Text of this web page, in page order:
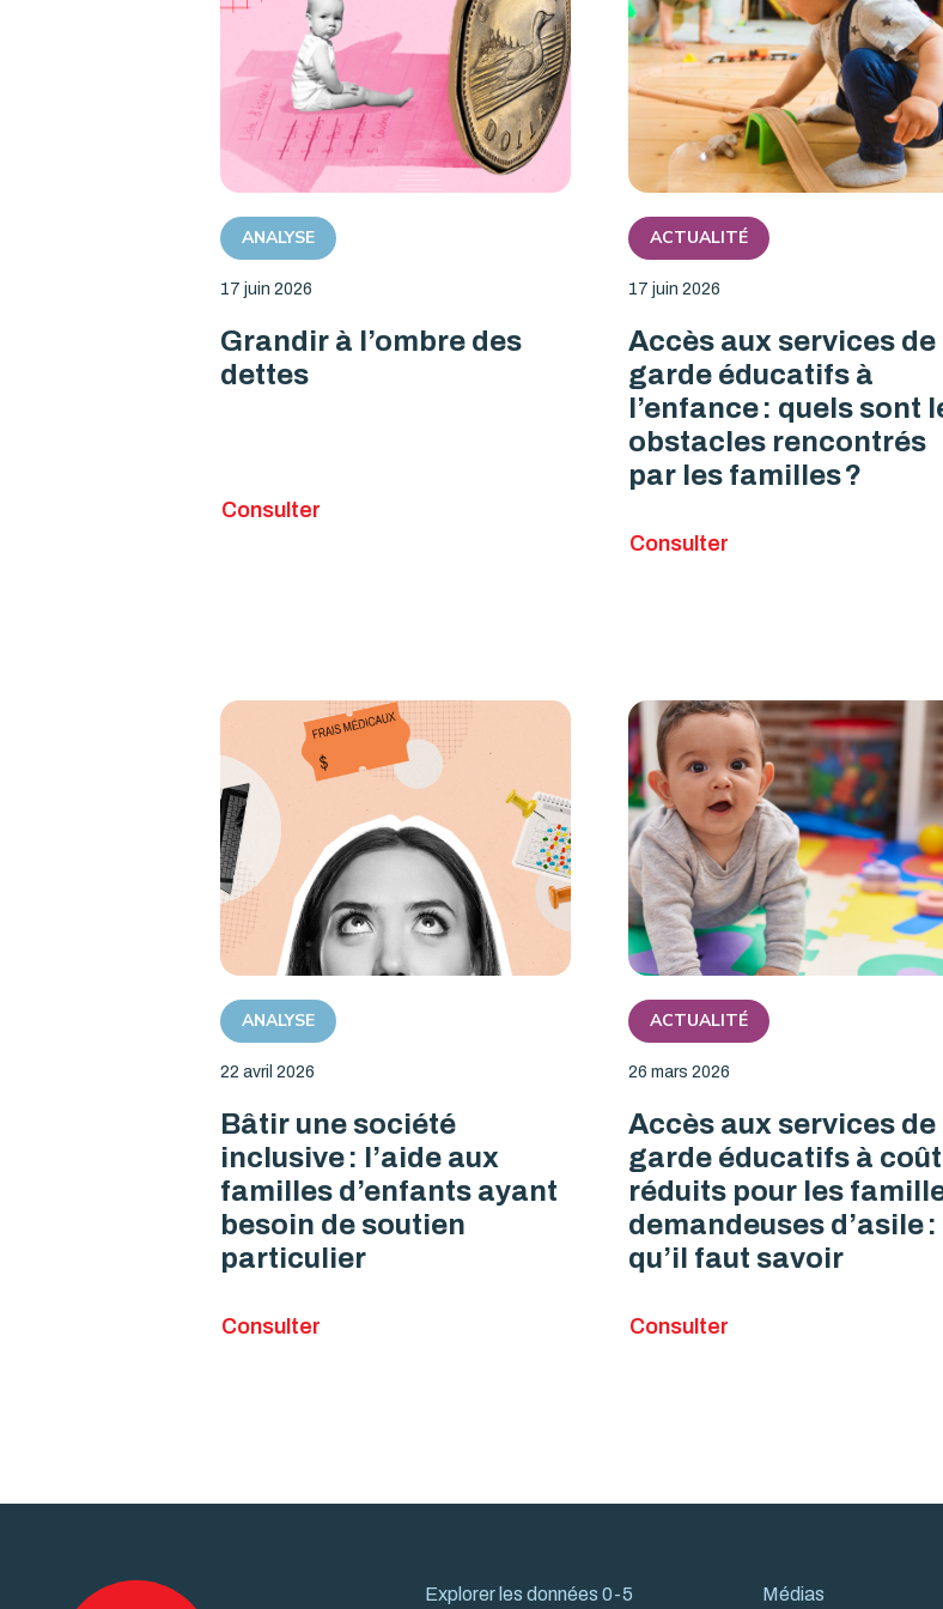
ANALYSE
17 juin 2026
Grandir à l’ombre des
dettes
Consulter
ACTUALITÉ
17 juin 2026
Accès aux services de
garde éducatifs à
l’enfance : quels sont
obstacles rencontrés
par les familles ?
Consulter
ANALYSE
22 avril 2026
Bâtir une société
inclusive : l’aide aux
familles d’enfants ayant
besoin de soutien
particulier
Consulter
ACTUALITÉ
26 mars 2026
Accès aux services de
garde éducatifs à
réduits pour les
demandeuses d’asile :
qu’il faut savoir
Consulter
Explorer les données 0-5 Médias